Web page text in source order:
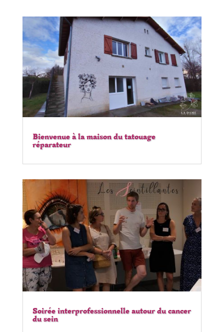
Bienvenue à la maison du tatouage
réparateur
Soirée interprofessionnelle autour du cancer
du sein